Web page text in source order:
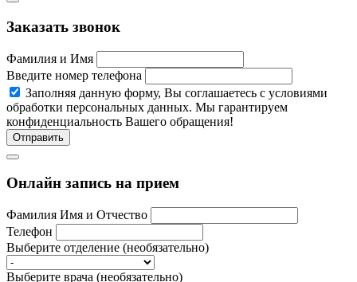
Заказать звонок
Фамилия и Имя
Введите номер телефона
Заполняя данную форму, Вы соглашаетесь c условиями
обработки персональных данных. Мы гарантируем
конфиденциальность Вашего обращения!
Отправить
Онлайн запись на прием
Фамилия Имя и Отчество
Телефон
Выберите отделение (необязательно)
Выберите врача (необязательно)